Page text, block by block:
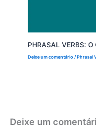
PHRASAL VERBS: O
Deixe um comentário /Phrasal
Deixe um